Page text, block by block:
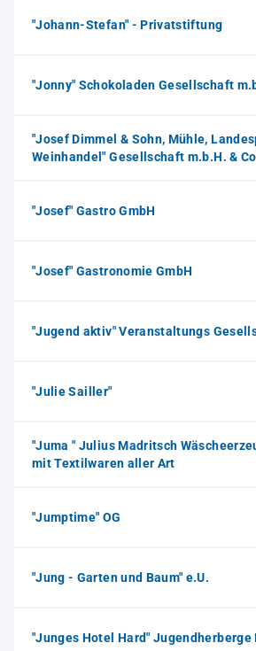
"Johann-Stefan" - Privatstiftung
"Jonny" Schokoladen Gesellschaft
"Josef Dimmel & Sohn, Mühle,
Weinhandel" Gesellschaft m.b.H. & Co
"Josef" Gastro GmbH
"Josef" Gastronomie GmbH
"Jugend aktiv" Veranstaltungs
"Julie Sailler"
"Juma " Julius Madritsch
mit Textilwaren aller Art
"Jumptime" OG
"Jung - Garten und Baum" e.U.
"Junges Hotel Hard" Jugendherberge